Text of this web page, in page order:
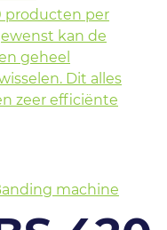
producten per
kan de
geheel
Dit alles
zeer efficiënte